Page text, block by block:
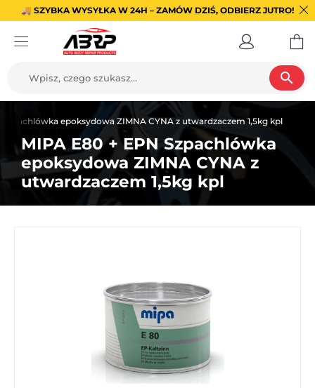
🚚 SZYBKA WYSYŁKA W 24H – ZAMÓW DZIŚ, ODBIERZ JUTRO!
search
epoksydowa ZIMNA CYNA z utwardzaczem 1,5kg kpl
MIPA E80 + EPN Szpachlówka
epoksydowa ZIMNA CYNA z
utwardzaczem 1,5kg kpl